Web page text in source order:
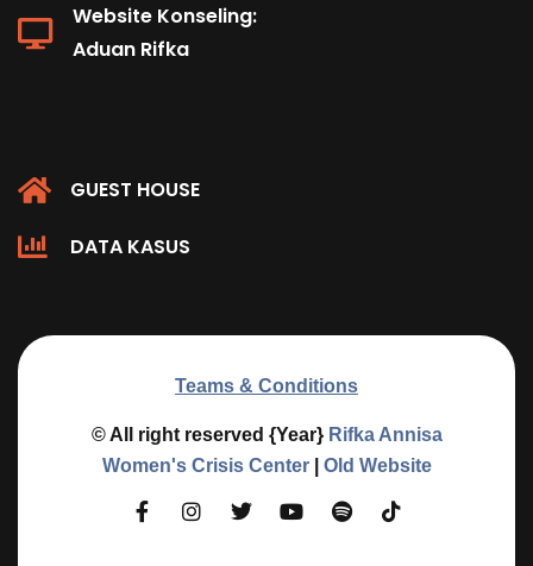
Website Konseling:
Aduan Rifka
GUEST HOUSE
DATA KASUS
Teams & Conditions
© All right reserved {Year} Rifka Annisa
Women's Crisis Center| Old Website